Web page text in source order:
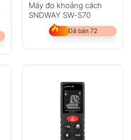
Máy đo khoảng cách
SNDWAY SW-S70
Đã bán 72